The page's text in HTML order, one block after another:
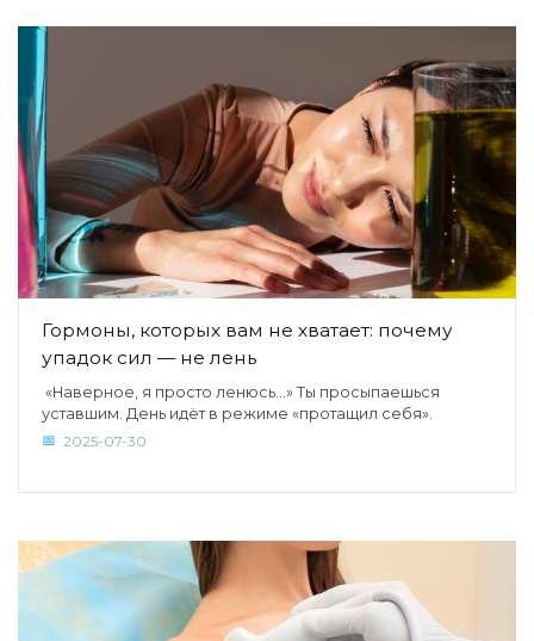
Гормоны, которых вам не хватает: почему
упадок сил — не лень
«Наверное, я просто ленюсь…» Ты просыпаешься
уставшим. День идёт в режиме «протащил себя».
2025-07-30